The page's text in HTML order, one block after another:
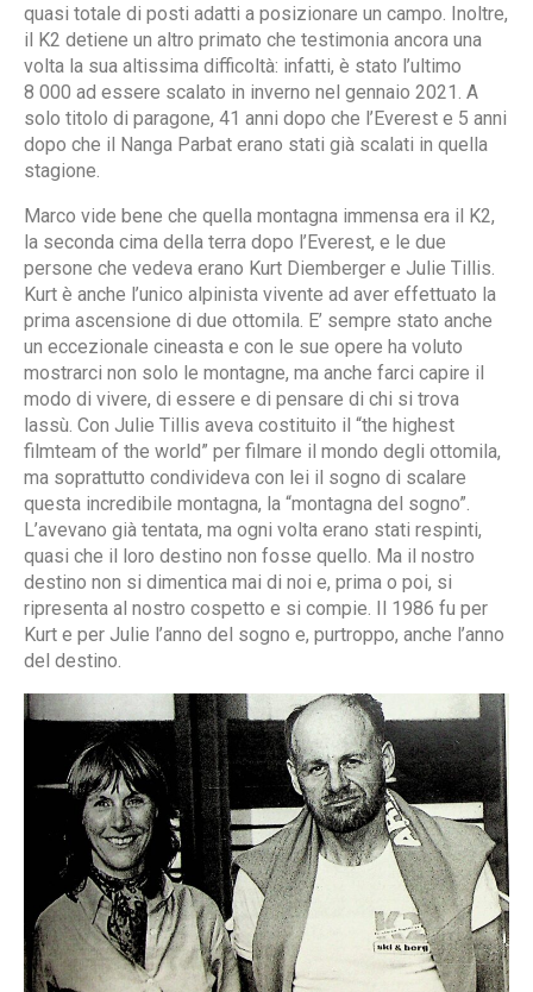
quasi totale di posti adatti a posizionare un campo. Inoltre,
il K2 detiene un altro primato che testimonia ancora una
volta la sua altissima difficoltà: infatti, è stato l’ultimo
8 000 ad essere scalato in inverno nel gennaio 2021. A
solo titolo di paragone, 41 anni dopo che l’Everest e 5 anni
dopo che il Nanga Parbat erano stati già scalati in quella
stagione.
Marco vide bene che quella montagna immensa era il K2,
la seconda cima della terra dopo l’Everest, e le due
persone che vedeva erano Kurt Diemberger e Julie Tillis.
Kurt è anche l’unico alpinista vivente ad aver effettuato la
prima ascensione di due ottomila. E’ sempre stato anche
un eccezionale cineasta e con le sue opere ha voluto
mostrarci non solo le montagne, ma anche farci capire il
modo di vivere, di essere e di pensare di chi si trova
lassù. Con Julie Tillis aveva costituito il “the highest
filmteam of the world” per filmare il mondo degli ottomila,
ma soprattutto condivideva con lei il sogno di scalare
questa incredibile montagna, la “montagna del sogno”.
L’avevano già tentata, ma ogni volta erano stati respinti,
quasi che il loro destino non fosse quello. Ma il nostro
destino non si dimentica mai di noi e, prima o poi, si
ripresenta al nostro cospetto e si compie. Il 1986 fu per
Kurt e per Julie l’anno del sogno e, purtroppo, anche l’anno
del destino.